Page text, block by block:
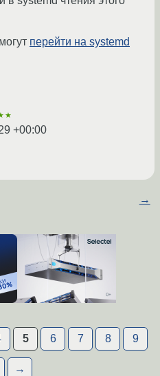
перейти на systemd
+00:00
→
5 6 7 8 9
→